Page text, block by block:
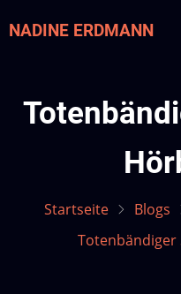
zum
NADINE ERDMANN
Startseite Blogs
Totenbändiger